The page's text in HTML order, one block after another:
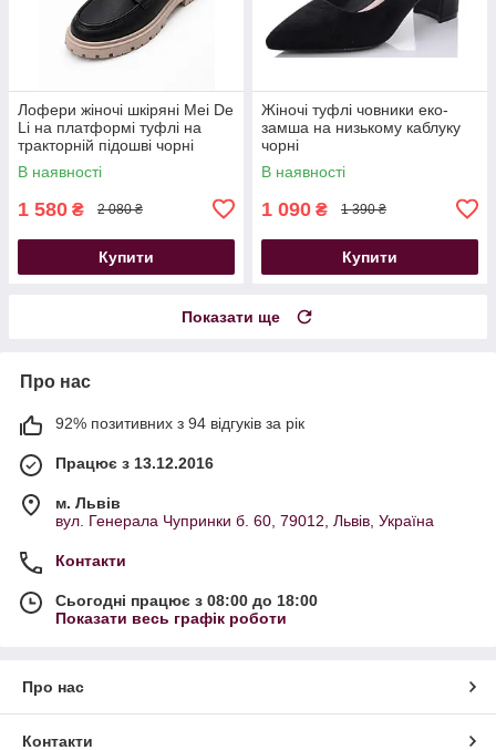
Лофери жіночі шкіряні Mei De
Li на платформі туфлі на
тракторній підошві чорні
В наявності
1 580 ₴ 2 080 ₴
Купити
Жіночі туфлі човники еко-
замша на низькому каблуку
чорні
В наявності
1 090 ₴ 1 390 ₴
Купити
Показати ще
Про нас
92% позитивних з 94 відгуків за рік
Працює з 13.12.2016
м. Львів
вул. Генерала Чупринки б. 60, 79012, Львів, Україна
Контакти
Сьогодні працює з 08:00 до 18:00
Показати весь графік роботи
Про нас
Контакти